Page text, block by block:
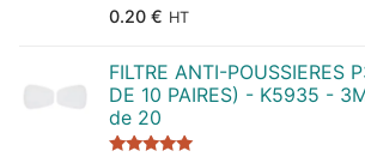
Note 5.00
sur 5
0.20 € HT
FILTRE ANTI-POUSSIERES
DE 10 PAIRES) - K5935 -
de 20